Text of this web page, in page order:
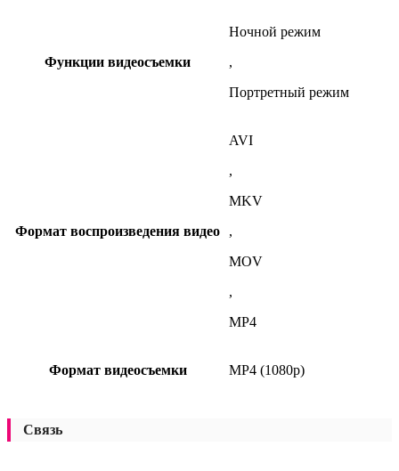
Функции видеосъемки
Ночной режим
,
Портретный режим
Формат воспроизведения видео
AVI
,
MKV
,
MOV
,
MP4
Формат видеосъемки MP4 (1080p)
Связь